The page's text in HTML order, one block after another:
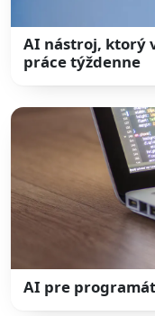
AI nástroj, ktorý
práce týždenne
AI pre